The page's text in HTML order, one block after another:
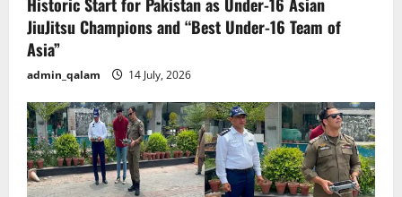
Historic Start for Pakistan as Under-16 Asian
JiuJitsu Champions and “Best Under-16 Team of
Asia”
admin_qalam 14 July, 2026